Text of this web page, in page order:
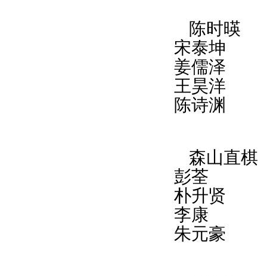
陈时暎
宋泰坤
姜儒泽
王昊洋
陈诗渊
森山直棋
彭荃
朴升贤
李康
朱元豪